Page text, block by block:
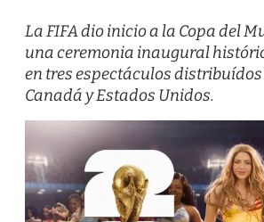
La FIFA dio inicio a la Copa del
una ceremonia inaugural
en tres espectáculos distribuídos
Canadá y Estados Unidos.